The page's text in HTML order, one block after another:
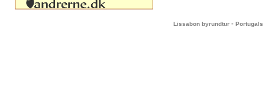
Lissabon byrundtur - Portugals